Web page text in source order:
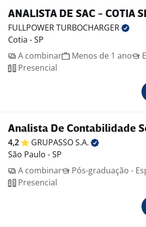
ANALISTA DE SAC - COTIA
FULLPOWERTURBOCHARGER
Cotia - SP
A combinar
Menos de 1 ano
Presencial
Analista De Contabilidade
4,2 GRUPASSOS.A.
São Paulo - SP
A combinar
Pós-graduação -
Presencial